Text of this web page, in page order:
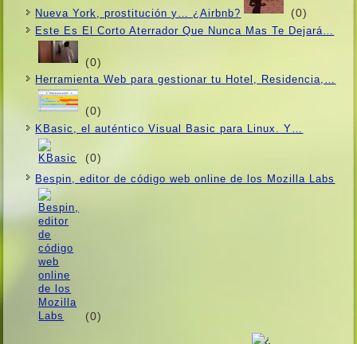
Nueva York, prostitución y… ¿Airbnb? (0)
Este Es El Corto Aterrador Que Nunca Mas Te Dejará…
(0)
Herramienta Web para gestionar tu Hotel, Residencia,…
(0)
KBasic, el auténtico Visual Basic para Linux. Y…
(0)
Bespin, editor de código web online de los Mozilla Labs
(0)